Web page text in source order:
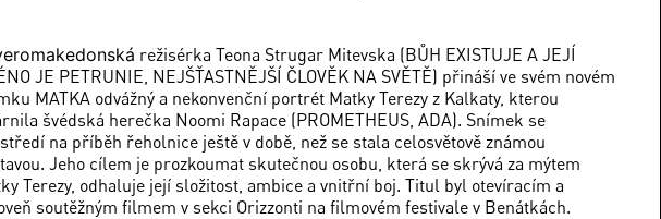
režisérka Teona Strugar Mitevska (BŮH EXISTUJE A JEJÍ
JE PETRUNIE, NEJŠŤASTNĚJŠÍ ČLOVĚK NA SVĚTĚ) přináší ve svém novém
MATKA odvážný a nekonvenční portrét Matky Terezy z Kalkaty, kterou
švédská herečka Noomi Rapace (PROMETHEUS, ADA). Snímek se
na příběh řeholnice ještě v době, než se stala celosvětově známou
Jeho cílem je prozkoumat skutečnou osobu, která se skrývá za mýtem
Terezy, odhaluje její složitost, ambice a vnitřní boj. Titul byl otevíracím a
soutěžným filmem v sekci Orizzonti na filmovém festivale v Benátkách.